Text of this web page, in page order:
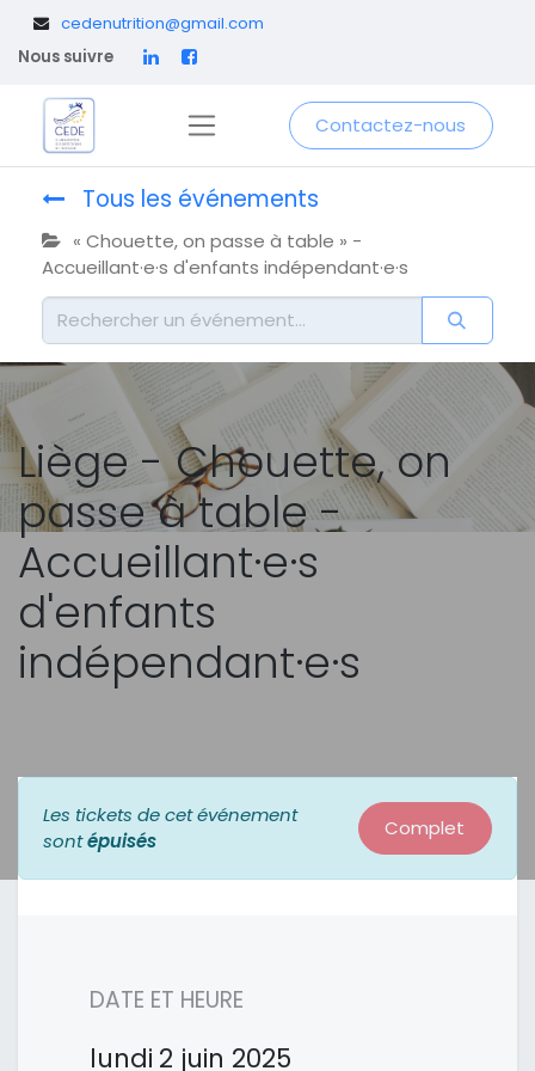
cedenutrition@gmail.com
Nous suivre
Contactez-nous
Tous les événements
« Chouette, on passe à table » -
Accueillant·e·s d'enfants indépendant·e·s
Liège - Chouette, on
passe à table -
Accueillant·e·s
d'enfants
indépendant·e·s
Les tickets de cet événement
sontépuisés
Complet
DATE ET HEURE
lundi 2 juin 2025